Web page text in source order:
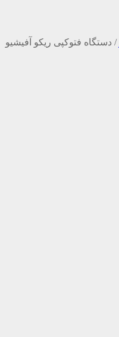
/ دستگاه فتوکپی ریکو آفیشیو